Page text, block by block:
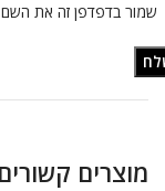
שמור בדפדפן זה את
מוצרים קשורים